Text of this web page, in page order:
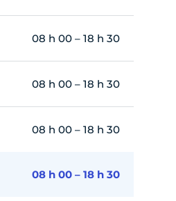
08 h 00 – 18 h 30
08 h 00 – 18 h 30
08 h 00 – 18 h 30
08 h 00 – 18 h 30